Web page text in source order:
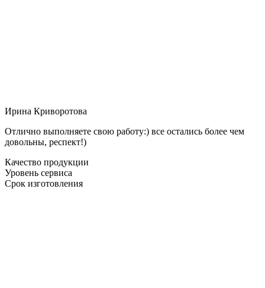
Ирина Криворотова
Отлично выполняете свою работу:) все остались более чем
довольны, респект!)
Качество продукции
Уровень сервиса
Срок изготовления